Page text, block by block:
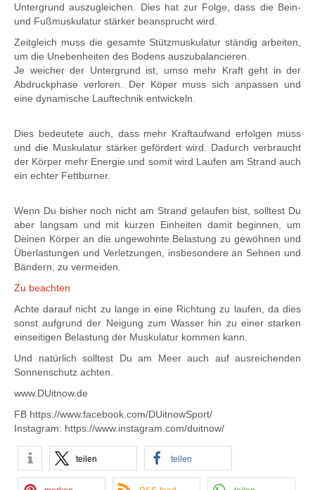
Untergrund auszugleichen. Dies hat zur Folge, dass die Bein-
und Fußmuskulatur stärker beansprucht wird.
Zeitgleich muss die gesamte Stützmuskulatur ständig arbeiten,
um die Unebenheiten des Bodens auszubalancieren.
Je weicher der Untergrund ist, umso mehr Kraft geht in der
Abdruckphase verloren. Der Köper muss sich anpassen und
eine dynamische Lauftechnik entwickeln.
Dies bedeutete auch, dass mehr Kraftaufwand erfolgen muss
und die Muskulatur stärker gefördert wird. Dadurch verbraucht
der Körper mehr Energie und somit wird Laufen am Strand auch
ein echter Fettburner.
Wenn Du bisher noch nicht am Strand gelaufen bist, solltest Du
aber langsam und mit kurzen Einheiten damit beginnen, um
Deinen Körper an die ungewohnte Belastung zu gewöhnen und
Überlastungen und Verletzungen, insbesondere an Sehnen und
Bändern, zu vermeiden.
Zu beachten
Achte darauf nicht zu lange in eine Richtung zu laufen, da dies
sonst aufgrund der Neigung zum Wasser hin zu einer starken
einseitigen Belastung der Muskulatur kommen kann.
Und natürlich solltest Du am Meer auch auf ausreichenden
Sonnenschutz achten.
www.DUitnow.de
FB https://www.facebook.com/DUitnowSport/
Instagram: https://www.instagram.com/duitnow/
teilen teilen